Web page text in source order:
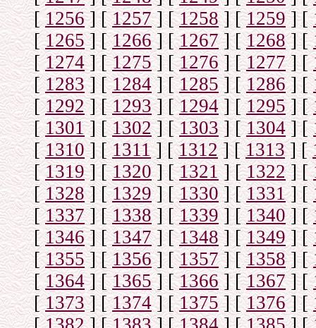
[1256] [1257] [1258] [1259] [
[1265] [1266] [1267] [1268] [
[1274] [1275] [1276 ] [1277] [
[1283] [1284] [1285] [1286] [
[1292] [1293] [1294] [1295] [
[1301] [1302] [1303] [1304] [
[1310] [1311] [1312] [1313] [
[1319] [1320] [1321] [1322] [
[1328] [1329] [1330] [1331] [
[1337] [1338] [1339] [1340] [
[1346] [1347] [1348] [1349] [
[1355] [1356] [1357] [1358] [
[ 1364] [1365] [1366] [1367] [
[1373] [1374] [1375] [1376] [